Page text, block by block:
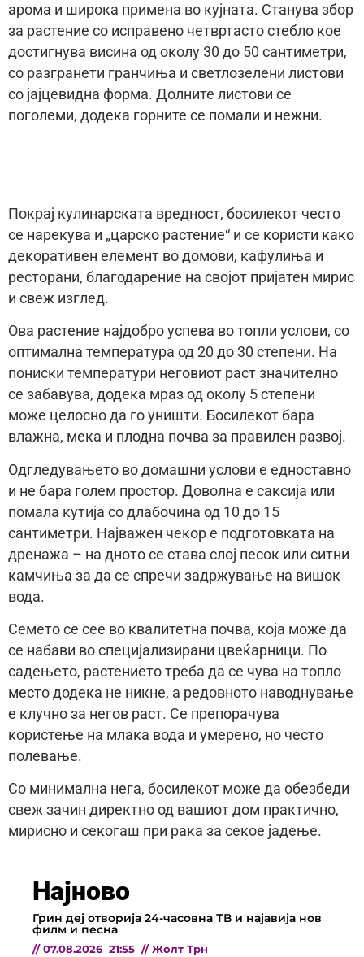
арома и широка примена во кујната. Станува збор
за растение со исправено четвртасто стебло кое
достигнува висина од околу 30 до 50 сантиметри,
со разгранети гранчиња и светлозелени листови
со јајцевидна форма. Долните листови се
поголеми, додека горните се помали и нежни.
Покрај кулинарската вредност, босилекот често
се нарекува и „царско растение“ и се користи како
декоративен елемент во домови, кафулиња и
ресторани, благодарение на својот пријатен мирис
и свеж изглед.
Ова растение најдобро успева во топли услови, со
оптимална температура од 20 до 30 степени. На
пониски температури неговиот раст значително
се забавува, додека мраз од околу 5 степени
може целосно да го уништи. Босилекот бара
влажна, мека и плодна почва за правилен развој.
Одгледувањето во домашни услови е едноставно
и не бара голем простор. Доволна е саксија или
помала кутија со длабочина од 10 до 15
сантиметри. Најважен чекор е подготовката на
дренажа – на дното се става слој песок или ситни
камчиња за да се спречи задржување на вишок
вода.
Семето се сее во квалитетна почва, која може да
се набави во специјализирани цвеќарници. По
садењето, растението треба да се чува на топло
место додека не никне, а редовното наводнување
е клучно за негов раст. Се препорачува
користење на млака вода и умерено, но често
полевање.
Со минимална нега, босилекот може да обезбеди
свеж зачин директно од вашиот дом практично,
мирисно и секогаш при рака за секое јадење.
Најново
Грин деј отворија 24-часовна ТВ и најавија нов
филм и песна
// 07.08.2026 21:55 // Жолт Трн